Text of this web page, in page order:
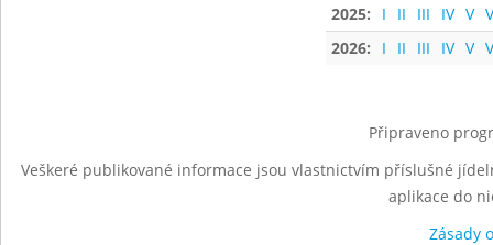
2025:
I II III IV V
2026:
I II III IV V
Připraveno
Veškeré publikované informace jsou vlastnictvím příslušné
aplikace do
Zásady